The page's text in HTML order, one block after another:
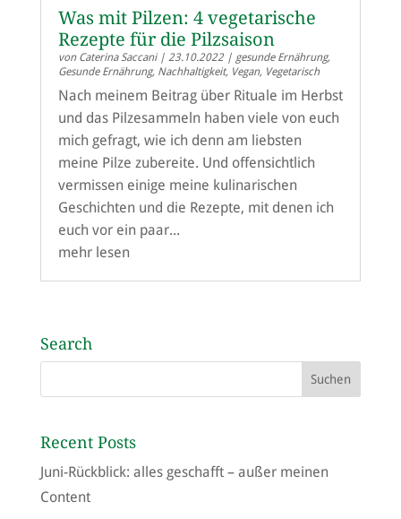
Was mit Pilzen: 4 vegetarische
Rezepte für die Pilzsaison
von Caterina Saccani| 23.10.2022| gesunde Ernährung,
Gesunde Ernährung, Nachhaltigkeit, Vegan, Vegetarisch
Nach meinem Beitrag über Rituale im Herbst
und das Pilzesammeln haben viele von euch
mich gefragt, wie ich denn am liebsten
meine Pilze zubereite. Und offensichtlich
vermissen einige meine kulinarischen
Geschichten und die Rezepte, mit denen ich
euch vor ein paar...
mehr lesen
Search
Recent Posts
Juni-Rückblick: alles geschafft – außer meinen
Content